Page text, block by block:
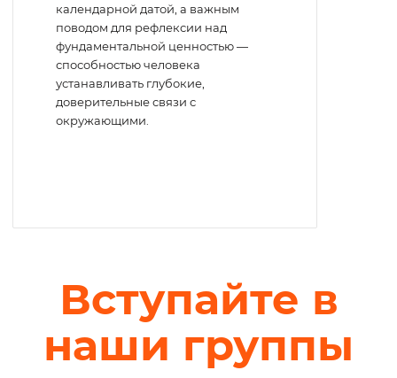
календарной датой, а важным
поводом для рефлексии над
фундаментальной ценностью —
способностью человека
устанавливать глубокие,
доверительные связи с
окружающими.
Вступайте в
наши группы